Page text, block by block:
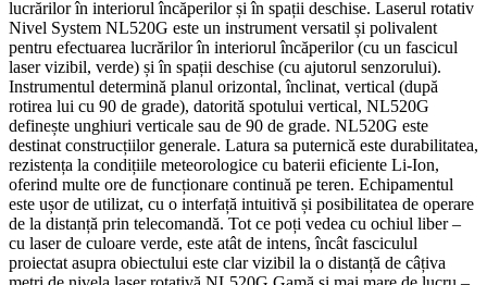
lucrărilor în interiorul încăperilor și în spații deschise. Laserul rotativ
Nivel System NL520G este un instrument versatil și polivalent
pentru efectuarea lucrărilor în interiorul încăperilor (cu un fascicul
laser vizibil, verde) și în spații deschise (cu ajutorul senzorului).
Instrumentul determină planul orizontal, înclinat, vertical (după
rotirea lui cu 90 de grade), datorită spotului vertical, NL520G
definește unghiuri verticale sau de 90 de grade. NL520G este
destinat construcțiilor generale. Latura sa puternică este durabilitatea,
rezistența la condițiile meteorologice cu baterii eficiente Li-Ion,
oferind multe ore de funcționare continuă pe teren. Echipamentul
este ușor de utilizat, cu o interfață intuitivă și posibilitatea de operare
de la distanță prin telecomandă. Tot ce poți vedea cu ochiul liber –
cu laser de culoare verde, este atât de intens, încât fasciculul
proiectat asupra obiectului este clar vizibil la o distanță de câțiva